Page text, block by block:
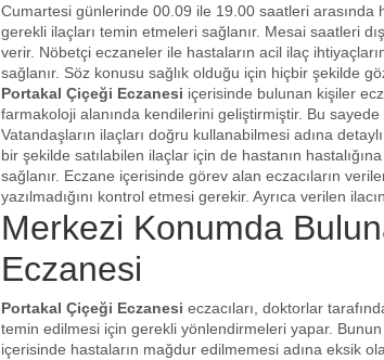
Cumartesi günlerinde 00.09 ile 19.00 saatleri arasında
gerekli ilaçları temin etmeleri sağlanır. Mesai saatleri
verir. Nöbetçi eczaneler ile hastaların acil ilaç
sağlanır. Söz konusu sağlık olduğu için hiçbir şekilde
Portakal Çiçeği Eczanesi içerisinde bulunan kişiler
farmakoloji alanında kendilerini geliştirmiştir. Bu sayede
Vatandaşların ilaçları doğru kullanabilmesi adına
bir şekilde satılabilen ilaçlar için de hastanın
sağlanır. Eczane içerisinde görev alan eczacıların
yazılmadığını kontrol etmesi gerekir. Ayrıca verilen
Merkezi Konumda
Eczanesi
Portakal Çiçeği Eczanesi eczacıları, doktorlar
temin edilmesi için gerekli yönlendirmeleri yapar.
içerisinde hastaların mağdur edilmemesi adına eksik